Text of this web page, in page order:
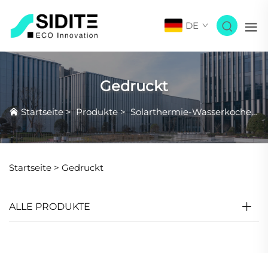
DE
Gedruckt
Startseite>Produkte>Solarthermie-Wasserkocher >
Startseite > Gedruckt
ALLE PRODUKTE